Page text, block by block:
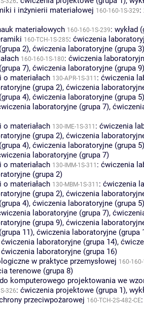
i inżynierii materiałowej 160-160-1S-329:
materiałowych 160-160-1S-239: wykład
160-TCH-1S-285: ćwiczenia
2), ćwiczenia laboratoryjne (grupa 3)
160-160-1S-180: ćwiczenia
7), ćwiczenia laboratoryjne (grupa 9)
o materiałach 130-APR-1S-311 : ćwiczenia
(grupa 2), ćwiczenia
4), ćwiczenia laboratoryjne (grupa 5)
laboratoryjne (grupa 7),
o materiałach 130-IME-1S-311 : ćwiczenia
(grupa 2), ćwiczenia
4), ćwiczenia laboratoryjne (grupa 5)
laboratoryjne (grupa 7)
o materiałach 130-IMM-1S-311 : ćwiczenia
(grupa 2)
o materiałach 130-MBM-1S-311 : ćwiczenia
(grupa 2), ćwiczenia
4), ćwiczenia laboratoryjne (grupa 5)
laboratoryjne (grupa 7),
(grupa 9), ćwiczenia
11), ćwiczenia laboratoryjne (grupa
ćwiczenia laboratoryjne (grupa 14),
ćwiczenia laboratoryjne (grupa 16)
w praktyce przemysłowej 160-
terenowe (grupa 8)
komputerowego projektowania we
326: ćwiczenia projektowe (grupa 1),
przeciwpożarowej 160-TCH-2S-482-CE